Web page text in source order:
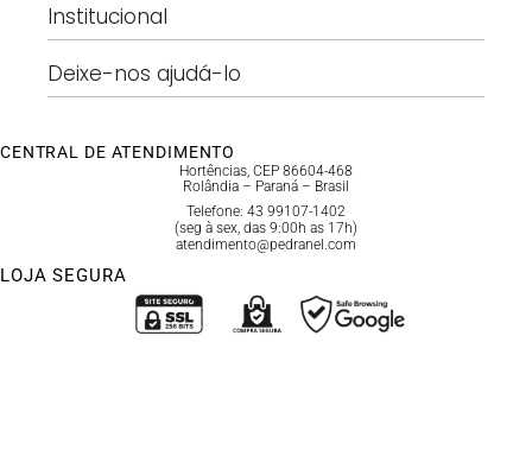
Institucional
Deixe-nos ajudá-lo
CENTRAL DE ATENDIMENTO
Hortências, CEP 86604-468
Rolândia – Paraná – Brasil
Telefone: 43 99107-1402
(seg à sex, das 9:00h as 17h)
atendimento@pedranel.com
LOJA SEGURA